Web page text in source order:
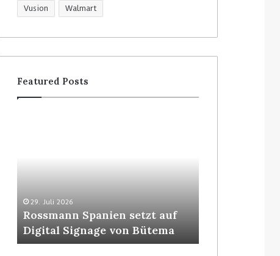
Vusion Walmart
Featured Posts
a
29. Juli 2026
Rossmann Spanien setzt auf
Digital Signage von Bütema